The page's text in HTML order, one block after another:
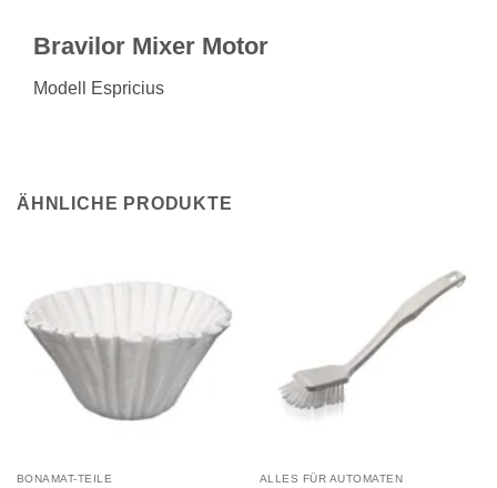
Bravilor Mixer Motor
Modell Espricius
ÄHNLICHE PRODUKTE
BONAMAT-TEILE ALLES FÜR AUTOMATEN